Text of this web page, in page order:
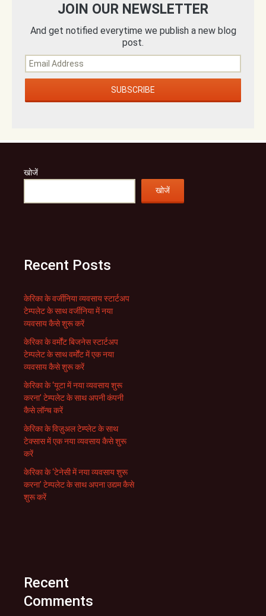
JOIN OUR NEWSLETTER
And get notified everytime we publish a new blog
post.
खोजें
खोजें
Recent Posts
केरिका के वर्जीनिया व्यवसाय स्टार्टअप
टेम्पलेट के साथ वर्जीनिया में नया
व्यवसाय कैसे शुरू करें
केरिका के वर्मोंट बिजनेस स्टार्टअप
टेम्पलेट के साथ वर्मोंट में एक नया
व्यवसाय कैसे शुरू करें
केरिका के ‘यूटा में नया व्यवसाय शुरू
करना’ टेम्पलेट के साथ अपनी कंपनी
कैसे लॉन्च करें
केरिका के विज़ुअल टेम्प्लेट के साथ
टेक्सास में एक नया व्यवसाय कैसे शुरू
करें
केरिका के ‘टेनेसी में नया व्यवसाय शुरू
करना’ टेम्पलेट के साथ अपना उद्यम कैसे
शुरू करें
Recent
Comments